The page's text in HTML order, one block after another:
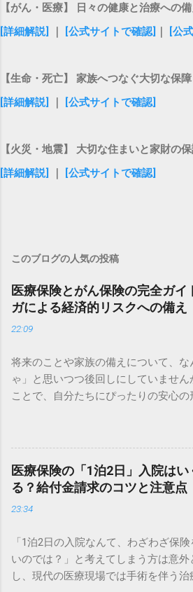
【がん・医療】 日々の健康と治療への備
[詳細解説]
[公式サイトで確認] [公
【生命・死亡】 家族へつなぐ大切な保障
[詳細解説]
[公式サイトで確認]
【火災・地震】 大切な住まいと家財の
[詳細解説]
[公式サイトで確認]
このブログの人気の投稿
医療保険とがん保険の完全ガイ
ガによる経済的リスクへの備え
22:09
将来のことや家族の備えについて、な
ゃ」と思いつつ後回しにしていませ
ことで、自分たちにぴったりの安心の
将来の不安を解消！専門家による個
「もし病気で入院することになった
ろうか……」 健康なときこそ、将来の
をよぎるものです。日本は公的医療保
すが、すべての費用がカバーされるわ
に近年、医療技術の進歩に伴い、入院
古い保険に入ったままでは、いざと
トを受けられない可能性もあります。
度の仕組みを正しく理解した上で、自
医療保険の「1泊2日」入院はい
る？給付金請求のコツと注意点
23:34
「1泊2日の入院なんて、わざわざ保
いのでは？」と考えてしまう方は意
し、現代の医療現場では手術を伴う治